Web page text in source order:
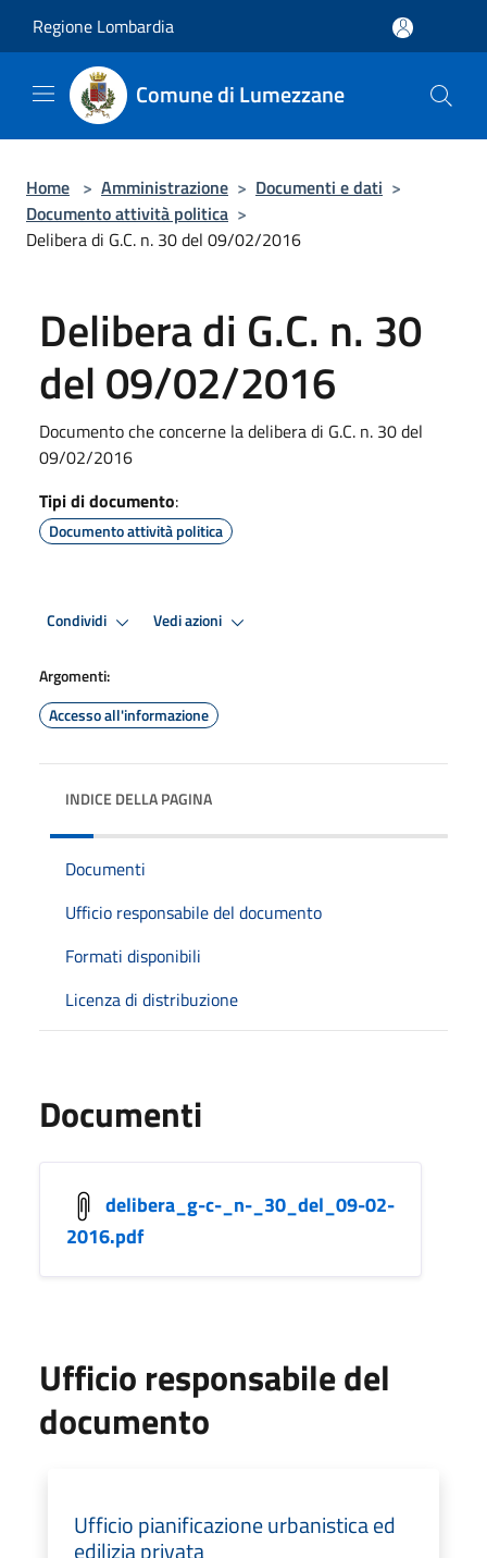
Regione Lombardia
Comune di Lumezzane
Home > Amministrazione > Documenti e dati >
Documento attività politica >
Delibera di G.C. n. 30 del 09/02/2016
Delibera di G.C. n. 30
del 09/02/2016
Documento che concerne la delibera di G.C. n. 30 del
09/02/2016
Tipi di documento:
Documento attività politica
Condividi Vedi azioni
Argomenti:
Accesso all'informazione
INDICE DELLA PAGINA
Documenti
Ufficio responsabile del documento
Formati disponibili
Licenza di distribuzione
Documenti
delibera_g-c-_n-_30_del_09-02-
2016.pdf
Ufficio responsabile del
documento
Ufficio pianificazione urbanistica ed
edilizia privata